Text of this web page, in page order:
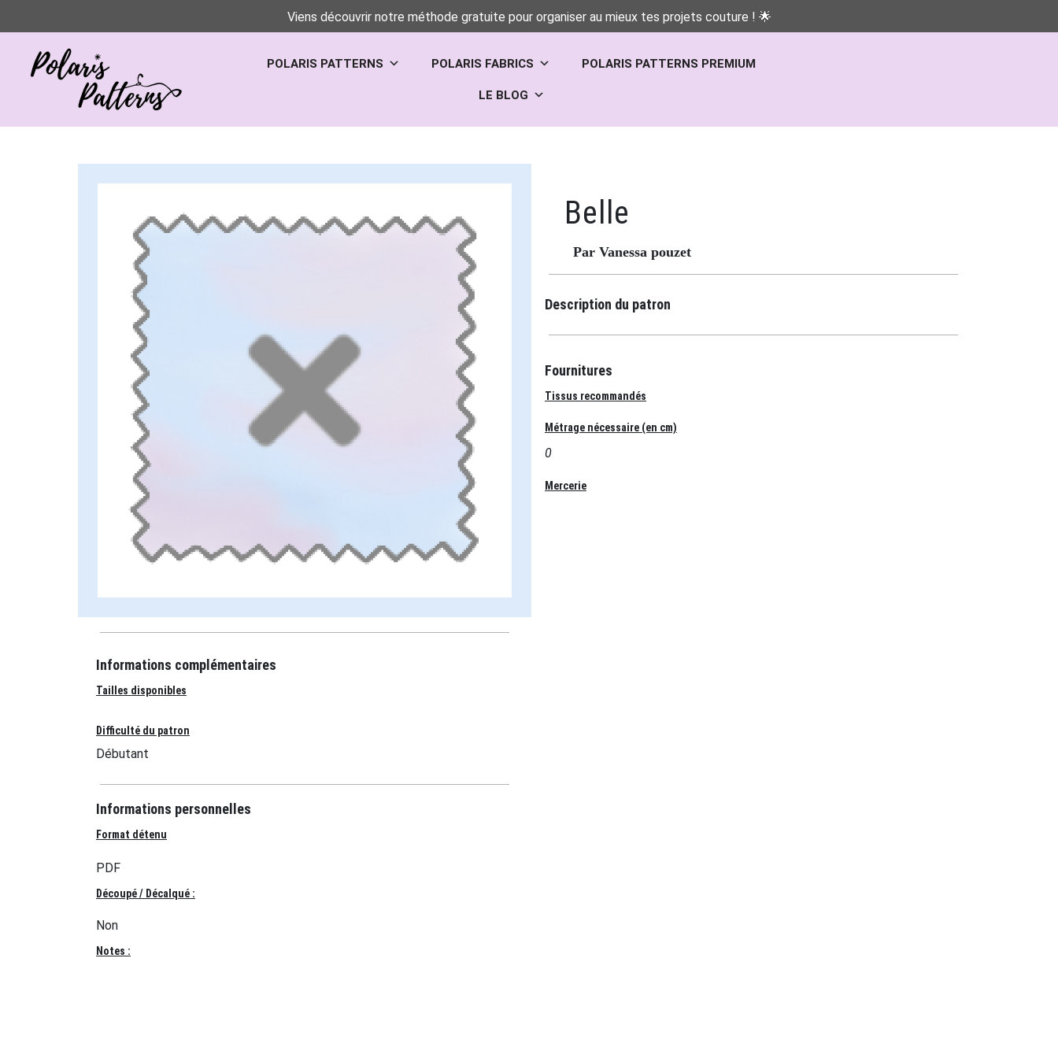
Viens découvrir notre méthode gratuite pour organiser au mieux tes projets couture ! 🌟
POLARIS PATTERNS POLARIS FABRICS POLARIS PATTERNS PREMIUM
LE BLOG
Informations complémentaires
Tailles disponibles
Difficulté du patron
Débutant
Informations personnelles
Format détenu
PDF
Découpé / Décalqué :
Non
Notes :
Belle
Par Vanessa pouzet
Description du patron
Fournitures
Tissus recommandés
Métrage nécessaire (en cm)
0
Mercerie